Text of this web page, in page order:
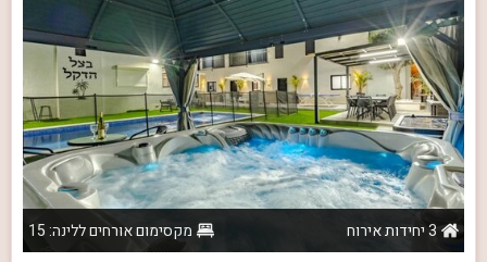
3 יחידות אירוח
מקסימום אורחים ללינה: 15